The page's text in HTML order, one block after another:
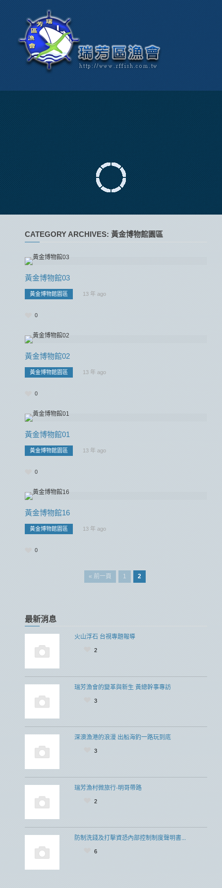
CATEGORY ARCHIVES: 黃金博物館園區
黃金博物館03
黃金博物館園區 13 年 ago
0
黃金博物館02
黃金博物館園區 13 年 ago
0
黃金博物館01
黃金博物館園區 13 年 ago
0
黃金博物館16
黃金博物館園區 13 年 ago
0
« 前一頁 1 2
最新消息
火山浮石 台視專題報導
2
瑞芳漁會的變革與新生 黃總幹事專訪
3
深澳漁港的浪漫 出船海釣一路玩到底
3
瑞芳漁村微旅行-明哥帶路
2
防制洗錢及打擊資恐內部控制制度聲明書...
6